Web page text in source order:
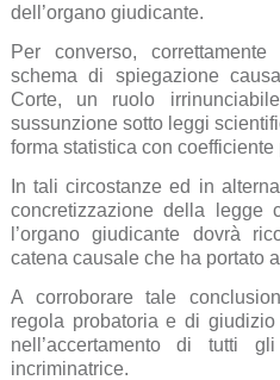
dell’organo giudicante.
Per converso,
schema di spiegazione
Corte, un ruolo
sussunzione sotto leggi
forma statistica con
In tali circostanze ed in
concretizzazione della legge
l’organo giudicante dovrà
catena causale che ha portato
A corroborare tale
regola probatoria e di
nell’accertamento di tutti
incriminatrice.